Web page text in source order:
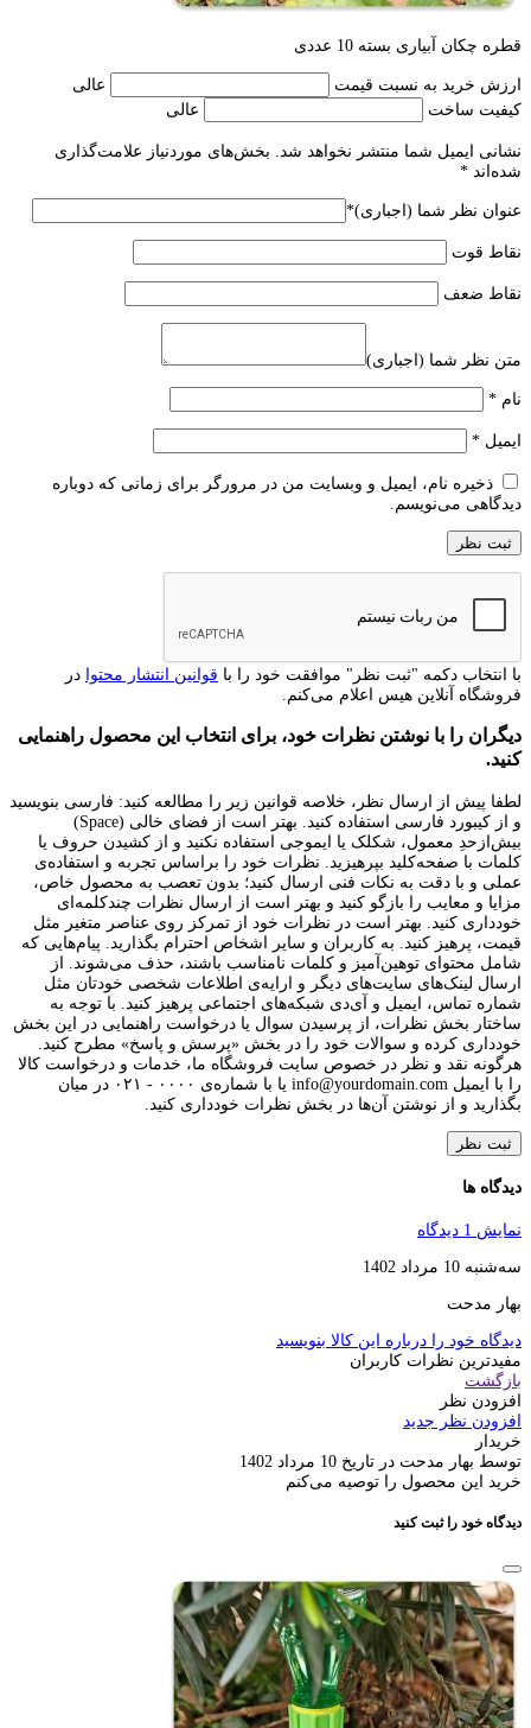
قطره چکان آبیاری بسته 10 عددی
ارزش خرید به نسبت قیمت
عالی
کیفیت ساخت
عالی
نشانی ایمیل شما منتشر نخواهد شد. بخش‌های موردنیاز علامت‌گذاری
شده‌اند *
عنوان نظر شما (اجباری)*
نقاط قوت
نقاط ضعف
متن نظر شما (اجباری)
نام *
ایمیل *
ذخیره نام، ایمیل و وبسایت من در مرورگر برای زمانی که دوباره
دیدگاهی می‌نویسم.
با انتخاب دکمه "ثبت نظر" موافقت خود را با قوانین انتشار محتوا در
فروشگاه آنلاین هیس اعلام می‌کنم.
دیگران را با نوشتن نظرات خود، برای انتخاب این محصول راهنمایی
کنید.
لطفا پیش از ارسال نظر، خلاصه قوانین زیر را مطالعه کنید: فارسی بنویسید
و از کیبورد فارسی استفاده کنید. بهتر است از فضای خالی (Space)
بیش‌از‌حدِ معمول، شکلک یا ایموجی استفاده نکنید و از کشیدن حروف یا
کلمات با صفحه‌کلید بپرهیزید. نظرات خود را براساس تجربه و استفاده‌ی
عملی و با دقت به نکات فنی ارسال کنید؛ بدون تعصب به محصول خاص،
مزایا و معایب را بازگو کنید و بهتر است از ارسال نظرات چندکلمه‌‌ای
خودداری کنید. بهتر است در نظرات خود از تمرکز روی عناصر متغیر مثل
قیمت، پرهیز کنید. به کاربران و سایر اشخاص احترام بگذارید. پیام‌هایی که
شامل محتوای توهین‌آمیز و کلمات نامناسب باشند، حذف می‌شوند. از
ارسال لینک‌های سایت‌های دیگر و ارایه‌ی اطلاعات شخصی خودتان مثل
شماره تماس، ایمیل و آی‌دی شبکه‌های اجتماعی پرهیز کنید. با توجه به
ساختار بخش نظرات، از پرسیدن سوال یا درخواست راهنمایی در این بخش
خودداری کرده و سوالات خود را در بخش «پرسش و پاسخ» مطرح کنید.
هرگونه نقد و نظر در خصوص سایت فروشگاه ما، خدمات و درخواست کالا
را با ایمیل info@yourdomain.com یا با شماره‌ی ۰۰۰۰ - ۰۲۱ در میان
بگذارید و از نوشتن آن‌ها در بخش نظرات خودداری کنید.
ثبت نظر
دیدگاه ها
نمایش 1 دیدگاه
سه‌شنبه 10 مرداد 1402
بهار مدحت
دیدگاه خود را درباره این کالا بنویسید
مفیدترین نظرات کاربران
بازگشت
افزودن نظر
افزودن نظر جدید
خریدار
توسط بهار مدحت در تاریخ 10 مرداد 1402
خرید این محصول را توصیه می‌کنم
دیدگاه خود را ثبت کنید